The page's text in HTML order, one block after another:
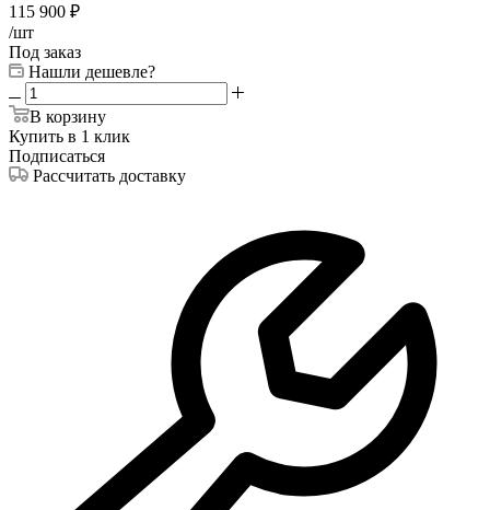
115 900 ₽
/шт
Под заказ
Нашли дешевле?
В корзину
Купить в 1 клик
Подписаться
Рассчитать доставку